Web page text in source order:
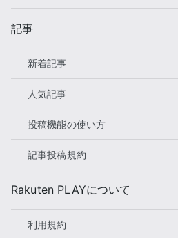
記事
新着記事
人気記事
投稿機能の使い方
記事投稿規約
Rakuten PLAYについて
利用規約